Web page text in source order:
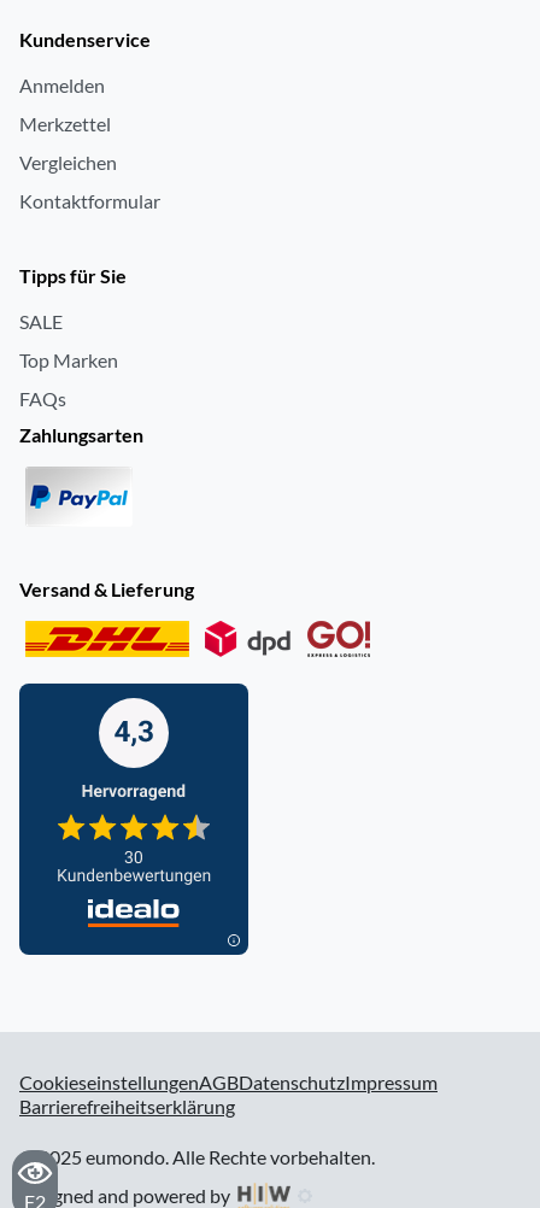
F2
Kundenservice
Anmelden
Merkzettel
Vergleichen
Kontaktformular
Tipps für Sie
SALE
Top Marken
FAQs
Zahlungsarten
Versand & Lieferung
CookieseinstellungenAGBDatenschutzImpressum
Barrierefreiheitserklärung
© 2025 eumondo. Alle Rechte vorbehalten.
designed and powered by